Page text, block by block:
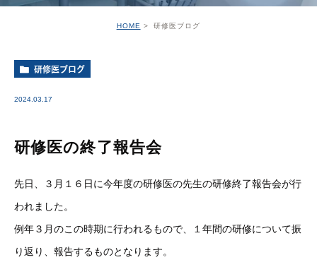
HOME 研修医ブログ
研修医ブログ
2024.03.17
研修医の終了報告会
先日、３月１６日に今年度の研修医の先生の研修終了報告会が行
われました。
例年３月のこの時期に行われるもので、１年間の研修について振
り返り、報告するものとなります。